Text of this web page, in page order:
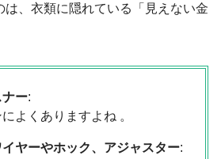
は、衣類に隠れている「見えない金
ー:
よくありますよね 。
ヤーやホック、アジャスター: